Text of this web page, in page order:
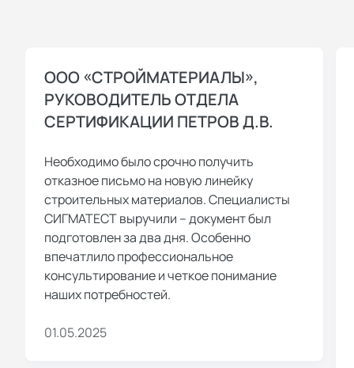
ООО «СТРОЙМАТЕРИАЛЫ»,
РУКОВОДИТЕЛЬ ОТДЕЛА
СЕРТИФИКАЦИИ ПЕТРОВ Д.В.
Необходимо было срочно получить
отказное письмо на новую линейку
строительных материалов. Специалисты
СИГМАТЕСТ выручили – документ был
подготовлен за два дня. Особенно
впечатлило профессиональное
консультирование и четкое понимание
наших потребностей.
01.05.2025